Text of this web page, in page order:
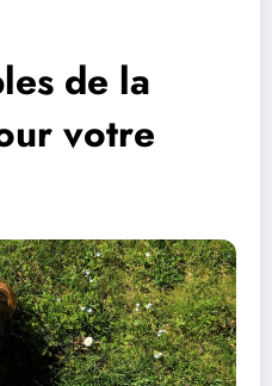
de la
votre